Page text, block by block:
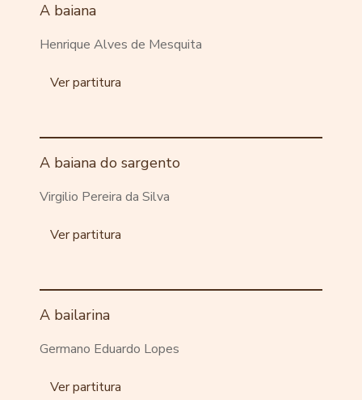
A baiana
Henrique Alves de Mesquita
Ver partitura
A baiana do sargento
Virgilio Pereira da Silva
Ver partitura
A bailarina
Germano Eduardo Lopes
Ver partitura